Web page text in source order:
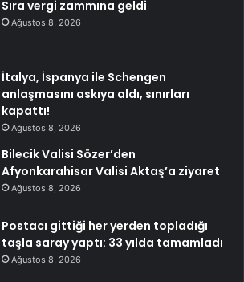
Sıra vergi zammına geldi
Ağustos 8, 2026
İtalya, İspanya ile Schengen
anlaşmasını askıya aldı, sınırları
kapattı!
Ağustos 8, 2026
Bilecik Valisi Sözer’den
Afyonkarahisar Valisi Aktaş’a ziyaret
Ağustos 8, 2026
Postacı gittiği her yerden topladığı
taşla saray yaptı: 33 yılda tamamladı
Ağustos 8, 2026